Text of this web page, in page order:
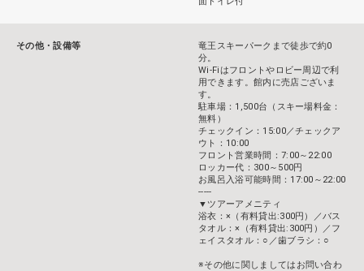
その他・設備等
竜王スキーパークまで徒歩で約0
分。
Wi-Fiはフロントやロビー周辺で利
用できます。館内に売店ございま
す。
駐車場：1,500台（スキー場料金：
無料）
チェックイン：15:00／チェックア
ウト：10:00
フロント営業時間：7:00～22:00
ロッカー代：300～500円
お風呂入浴可能時間：17:00～22:00
-----
▼ツアーアメニティ
浴衣：×（有料貸出:300円）／バス
タオル：×（有料貸出:300円）／フ
ェイスタオル：○／歯ブラシ：○
※その他に関しましてはお問い合わ